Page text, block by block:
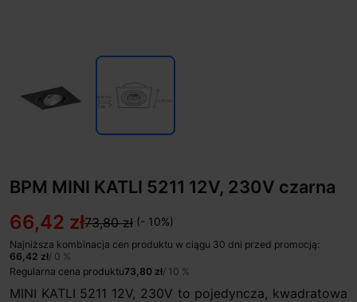
BPM MINI KATLI 5211 12V, 230V czarna
66,42 zł73,80 zł (- 10%)
Najniższa kombinacja cen produktu w ciągu 30 dni przed promocją:
66,42 zł/ 0 %
Regularna cena produktu73,80 zł/ 10 %
MINI KATLI 5211 12V, 230V to pojedyncza, kwadratowa